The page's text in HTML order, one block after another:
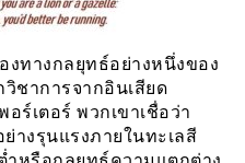
งทางกลยุทธ์อย่างหนึ่งของ
ชาการจากอินเสียด
ร์เตอร์ พวกเขาเชื่อว่า
งรุนแรงภายในทะเลสี